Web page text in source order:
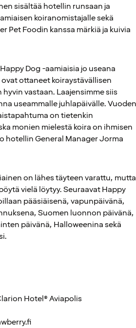
sisältää hotellin runsaan ja
koiranomistajalle sekä
Pet Foodin kanssa märkiä ja kuivia
Dog -aamiaisia jo useana
ottaneet koiraystävällisen
vastaan. Laajensimme siis
useammalle juhlapäivälle. Vuoden
on tietenkin
monien mielestä koira on ihmisen
hotellin General Manager Jorma
on lähes täyteen varattu, mutta
vielä löytyy. Seuraavat Happy
pääsiäisenä, vapunpäivänä,
Suomen luonnon päivänä,
päivänä, Halloweenina sekä
Hotel® Aviapolis